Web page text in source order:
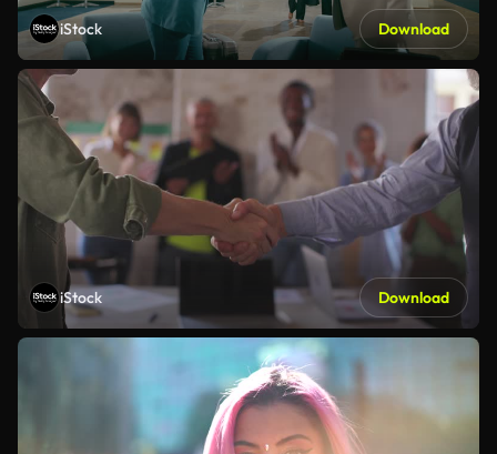
iStock Download
iStock Download